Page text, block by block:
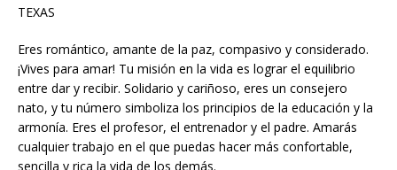
TEXAS
Eres romántico, amante de la paz, compasivo y considerado.
¡Vives para amar! Tu misión en la vida es lograr el equilibrio
entre dar y recibir. Solidario y cariñoso, eres un consejero
nato, y tu número simboliza los principios de la educación y la
armonía. Eres el profesor, el entrenador y el padre. Amarás
cualquier trabajo en el que puedas hacer más confortable,
sencilla y rica la vida de los demás.